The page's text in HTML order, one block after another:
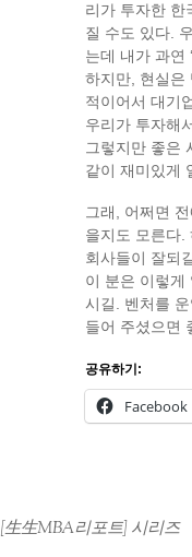
리가 투자한 한
질 수도 있다.
는데 내가 과연
하지만, 현실은
적이어서 대기
우리가 투자해
그렇지만 좋은
같이 재미있게
그래, 어쩌면
을지도 모른다.
회사들이 잘되
이 분은 이렇게
시길. 벤처를
들어 주셨으면
공유하기:
Facebook
[生生MBA리포트] 시리즈